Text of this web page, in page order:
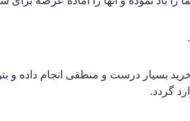
بسیار درست و منطقی انجام داده و
گردد.